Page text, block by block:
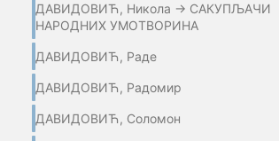
ДАВИДОВИЋ, Никола → САКУПЉАЧИ
НАРОДНИХ УМОТВОРИНА
ДАВИДОВИЋ, Раде
ДАВИДОВИЋ, Радомир
ДАВИДОВИЋ, Соломон